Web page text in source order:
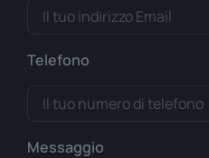
Telefono
Messaggio